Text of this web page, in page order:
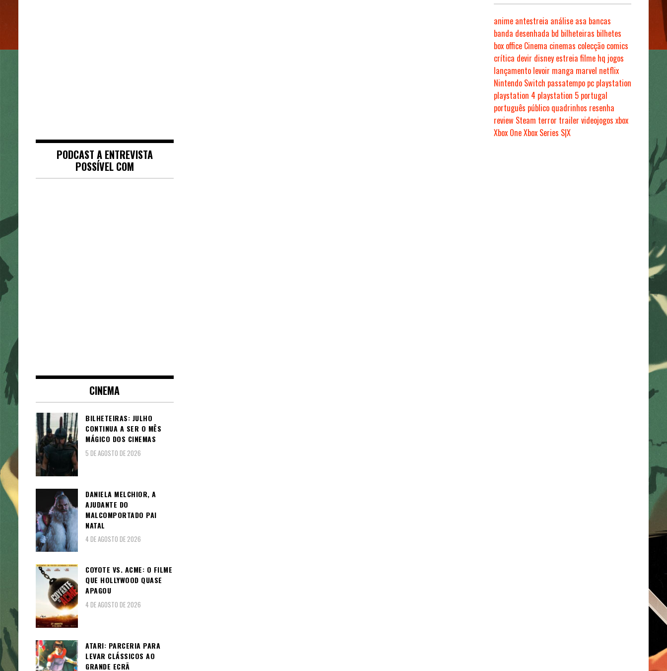
PODCAST A ENTREVISTA
POSSÍVEL COM
CINEMA
BILHETEIRAS: JULHO
CONTINUA A SER O MÊS
MÁGICO DOS CINEMAS
5 DE AGOSTO DE 2026
DANIELA MELCHIOR, A
AJUDANTE DO
MALCOMPORTADO PAI
NATAL
4 DE AGOSTO DE 2026
COYOTE VS. ACME: O FILME
QUE HOLLYWOOD QUASE
APAGOU
4 DE AGOSTO DE 2026
ATARI: PARCERIA PARA
LEVAR CLÁSSICOS AO
GRANDE ECRÃ
anime antestreia análise asa bancas
banda desenhada bd bilheteiras bilhetes
box office Cinema cinemas colecção comics
crítica devir disney estreiafilme hq jogos
lançamento levoir manga marvel netflix
Nintendo Switch passatempo pc playstation
playstation 4 playstation 5 portugal
português público quadrinhos resenha
review Steam terror trailer videojogos xbox
Xbox OneXbox Series S|X